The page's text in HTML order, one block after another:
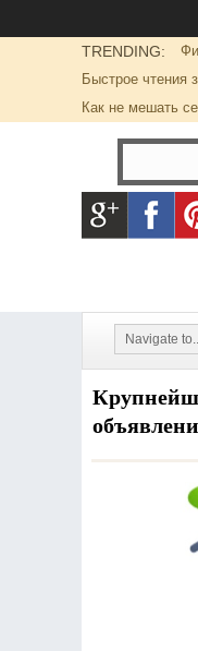
TRENDING:
Быстрое чтения
Как не мешать